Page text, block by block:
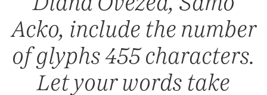
Acko, include the number
of glyphs 455 characters.
Let your words take